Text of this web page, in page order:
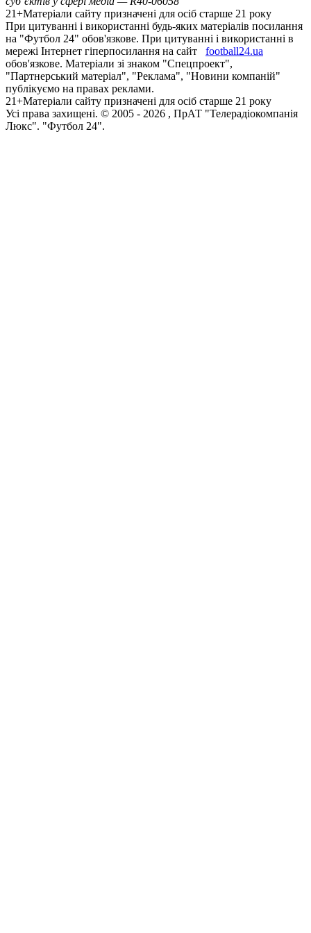
21+Матеріали сайту призначені для осіб старше 21 року
При цитуванні і використанні будь-яких матеріалів посилання
на "Футбол 24" обов'язкове. При цитуванні і використанні в
мережі Інтернет гіперпосилання на сайт
football24.ua
обов'язкове. Матеріали зі знаком "Спецпроект",
"Партнерський матеріал", "Реклама", "Новини компаній"
публікуємо на правах реклами.
21+Матеріали сайту призначені для осіб старше 21 року
Усi права захищенi. © 2005 - 2026 , ПрАТ "Телерадіокомпанія
Люкс". "Футбол 24".